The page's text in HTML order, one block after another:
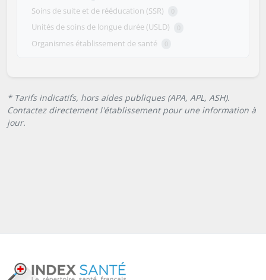
Soins de suite et de rééducation (SSR) 0
Unités de soins de longue durée (USLD) 0
Organismes établissement de santé 0
* Tarifs indicatifs, hors aides publiques (APA, APL, ASH).
Contactez directement l'établissement pour une information à
jour.